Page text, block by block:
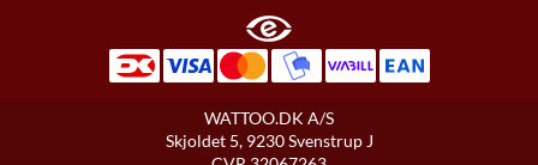
WATTOO.DK A/S
Skjoldet 5, 9230 Svenstrup J